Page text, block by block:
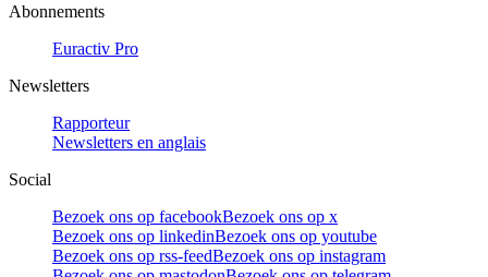
Abonnements
Euractiv Pro
Newsletters
Rapporteur
Newsletters en anglais
Social
Bezoek ons op facebookBezoek ons op x
Bezoek ons op linkedinBezoek ons op youtube
Bezoek ons op rss-feedBezoek ons op instagram